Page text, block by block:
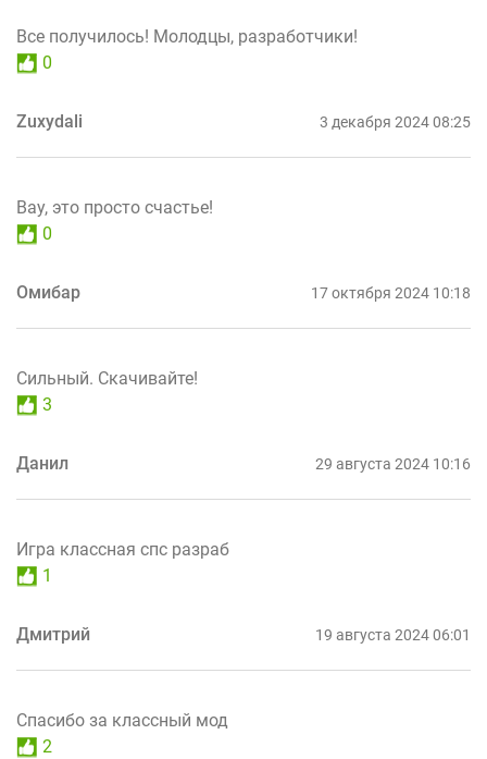
Все получилось! Молодцы, разработчики!
0
Zuxydali 3 декабря 2024 08:25
Вау, это просто счастье!
0
Омибар 17 октября 2024 10:18
Сильный. Скачивайте!
3
Данил 29 августа 2024 10:16
Игра классная спс разраб
1
Дмитрий 19 августа 2024 06:01
Спасибо за классный мод
2